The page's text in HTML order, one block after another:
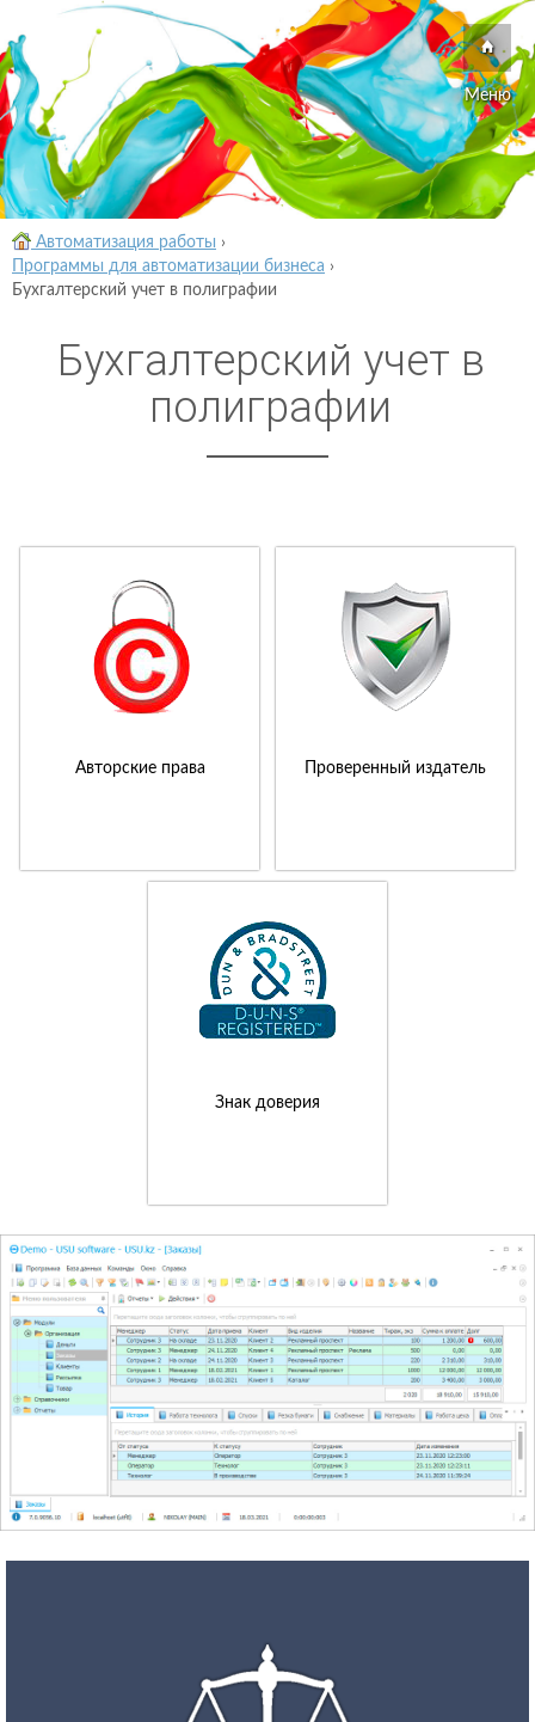
Меню
Автоматизация работы ›
Программы для автоматизации бизнеса ›
Бухгалтерский учет в полиграфии
Бухгалтерский учет в
полиграфии
Авторские права Проверенный издатель
Знак доверия